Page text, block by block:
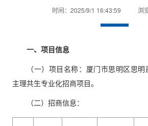
时间：2025/9/1 16:43:59 浏
一、项目信息
（一）项目名称：厦门市思明区思
主理共生专业化招商项目。
（二）招商信息：